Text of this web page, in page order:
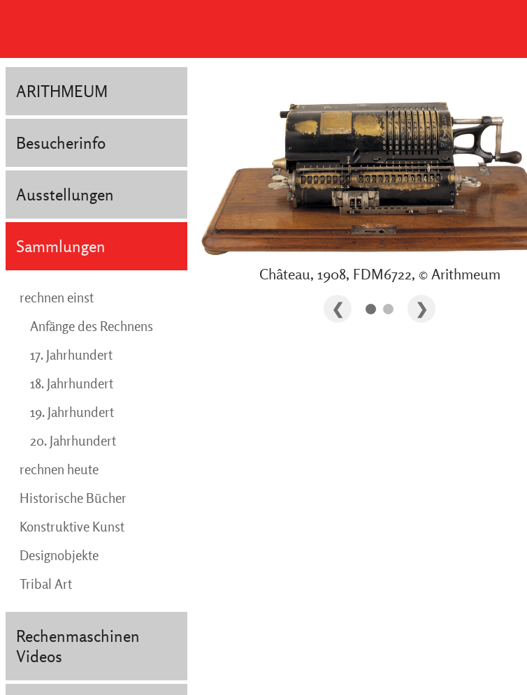
ARITHMEUM
Besucherinfo
Ausstellungen
Sammlungen
rechnen einst
Anfänge des Rechnens
17. Jahrhundert
18. Jahrhundert
19. Jahrhundert
20. Jahrhundert
rechnen heute
Historische Bücher
Konstruktive Kunst
Designobjekte
Tribal Art
Rechenmaschinen
Videos
Château, 1908, FDM6722, © Arithmeum